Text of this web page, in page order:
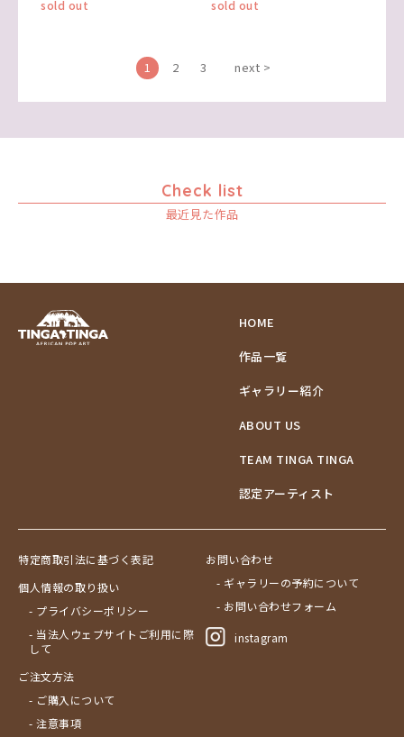
sold out sold out
1 2 3 next >
Check list
最近見た作品
HOME
作品一覧
ギャラリー紹介
ABOUT US
TEAM TINGA TINGA
認定アーティスト
特定商取引法に基づく表記
個人情報の取り扱い
- プライバシーポリシー
- 当法人ウェブサイトご利用に際
して
ご注文方法
- ご購入について
- 注意事項
お問い合わせ
- ギャラリーの予約について
- お問い合わせフォーム
instagram